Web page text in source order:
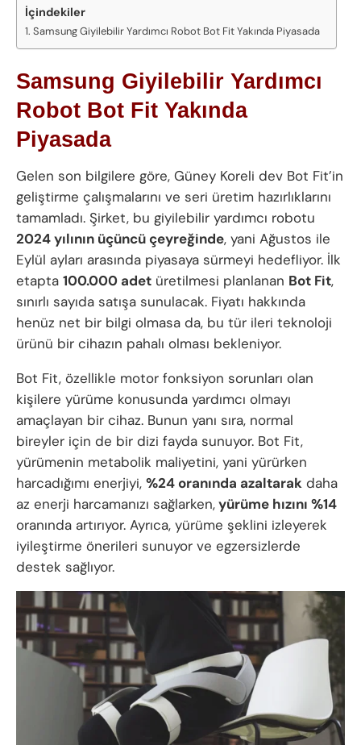
İçindekiler
Samsung Giyilebilir Yardımcı Robot Bot Fit Yakında Piyasada
Samsung Giyilebilir Yardımcı
Robot Bot Fit Yakında
Piyasada
Gelen son bilgilere göre, Güney Koreli dev Bot Fit’in
geliştirme çalışmalarını ve seri üretim hazırlıklarını
tamamladı. Şirket, bu giyilebilir yardımcı robotu
2024 yılının üçüncü çeyreğinde, yani Ağustos ile
Eylül ayları arasında piyasaya sürmeyi hedefliyor. İlk
etapta 100.000 adet üretilmesi planlanan Bot Fit,
sınırlı sayıda satışa sunulacak. Fiyatı hakkında
henüz net bir bilgi olmasa da, bu tür ileri teknoloji
ürünü bir cihazın pahalı olması bekleniyor.
Bot Fit, özellikle motor fonksiyon sorunları olan
kişilere yürüme konusunda yardımcı olmayı
amaçlayan bir cihaz. Bunun yanı sıra, normal
bireyler için de bir dizi fayda sunuyor. Bot Fit,
yürümenin metabolik maliyetini, yani yürürken
harcadığımı enerjiyi, %24 oranında azaltarak daha
az enerji harcamanızı sağlarken,yürüme hızını %14
oranında artırıyor. Ayrıca, yürüme şeklini izleyerek
iyileştirme önerileri sunuyor ve egzersizlerde
destek sağlıyor.